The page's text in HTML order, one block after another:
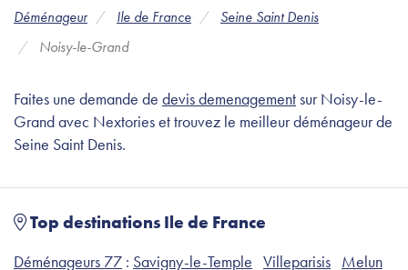
Déménageur Ile de France
Seine Saint Denis
Noisy-le-Grand
Faites une demande de devis demenagementsur Noisy-le-
Grand avec Nextories et trouvez le meilleur déménageur de
Seine Saint Denis.
Top destinations Ile de France
Déménageurs 77 : Savigny-le-Temple Villeparisis Melun